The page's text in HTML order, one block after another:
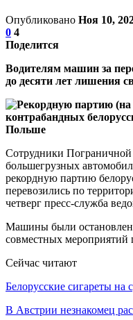
Опубликовано Ноя 10,
0 4
Поделится
Водителям машин за
до десяти лет лишения
Сотрудники
большегрузных
рекордную партию
перевозились по
четверг пресс-служба
Машины были
совместных
Сейчас читают
Белорусские сигареты
В Австрии незнакомец